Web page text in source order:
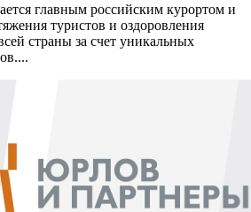
главным российским курортом и
туристов и оздоровления
страны за счет уникальных